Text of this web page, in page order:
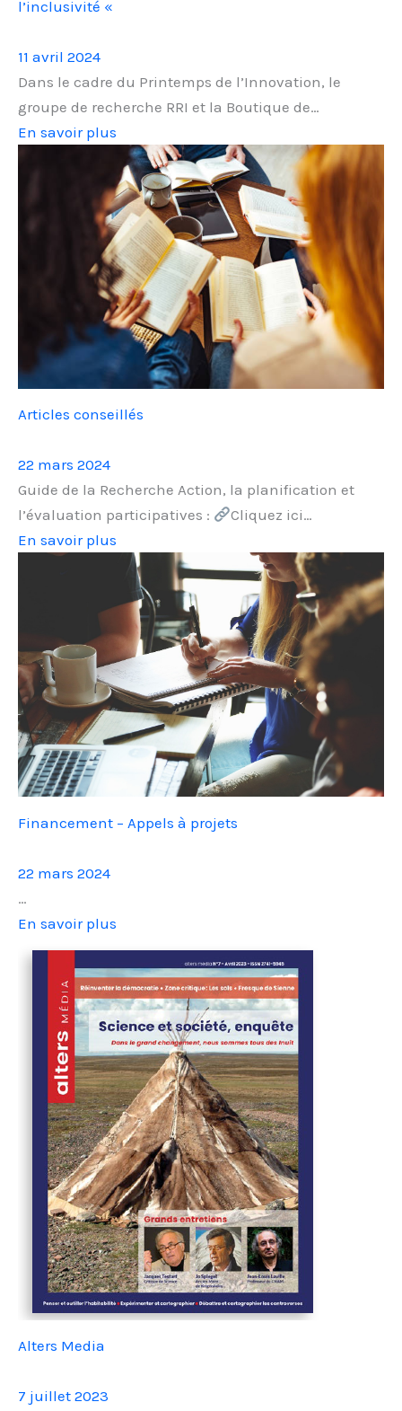
l’inclusivité «
11 avril 2024
Dans le cadre du Printemps de l’Innovation, le
groupe de recherche RRI et la Boutique de…
En savoir plus
Articles conseillés
22 mars 2024
Guide de la Recherche Action, la planification et
l’évaluation participatives :
Cliquez ici…
En savoir plus
Financement – Appels à projets
22 mars 2024
…
En savoir plus
Alters Media
7 juillet 2023